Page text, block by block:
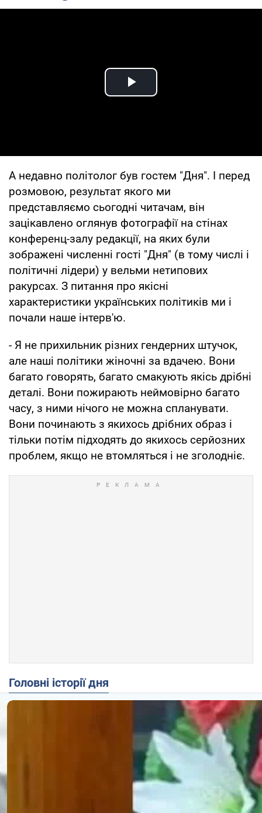
Play Video
А недавно політолог був гостем "Дня". І перед
розмовою, результат якого ми
представляємо сьогодні читачам, він
зацікавлено оглянув фотографії на стінах
конференц-залу редакції, на яких були
зображені численні гості "Дня" (в тому числі і
політичні лідери) у вельми нетипових
ракурсах. З питання про якісні
характеристики українських політиків ми і
почали наше інтерв'ю.
- Я не прихильник різних гендерних штучок,
але наші політики жіночні за вдачею. Вони
багато говорять, багато смакують якісь дрібні
деталі. Вони пожирають неймовірно багато
часу, з ними нічого не можна спланувати.
Вони починають з якихось дрібних образ і
тільки потім підходять до якихось серйозних
проблем, якщо не втомляться і не зголодніє.
Головні історії дня